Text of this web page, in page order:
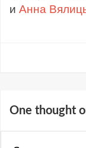
и Анна
One thought